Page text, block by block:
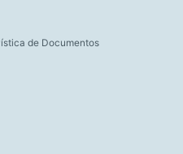
de Documentos